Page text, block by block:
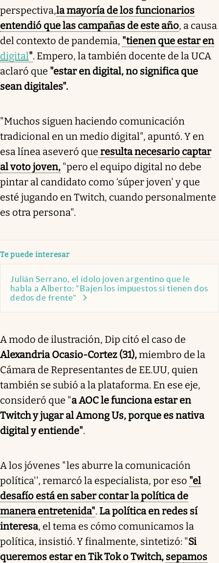
perspectiva,la mayoría de los funcionarios
entendió que las campañas de este año, a causa
del contexto de pandemia, "tienen que estar en
digital". Empero, la también docente de la UCA
aclaró que "estar en digital, no significa que
sean digitales".
"Muchos siguen haciendo comunicación
tradicional en un medio digital", apuntó. Y en
esa línea aseveró que resulta necesario captar
al voto joven, "pero el equipo digital no debe
pintar al candidato como ‘súper joven' y que
esté jugando en Twitch, cuando personalmente
es otra persona".
Te puede interesar
Julián Serrano, el ídolo joven argentino que le
habla a Alberto: "Bajen los impuestos si tienen dos
dedos de frente"
A modo de ilustración, Dip citó el caso de
Alexandria Ocasio-Cortez (31),miembro de la
Cámara de Representantes de EE.UU, quien
también se subió a la plataforma. En ese eje,
consideró que "a AOC le funciona estar en
Twitch y jugar al Among Us, porque es nativa
digital y entiende".
A los jóvenes "les aburre la comunicación
política'', remarcó la especialista, por eso "el
desafío está en saber contar la política de
manera entretenida". La política en redes sí
interesa, el tema es cómo comunicamos la
política, insistió. Y finalmente, sintetizó: "Si
queremos estar en Tik Tok o Twitch, sepamos